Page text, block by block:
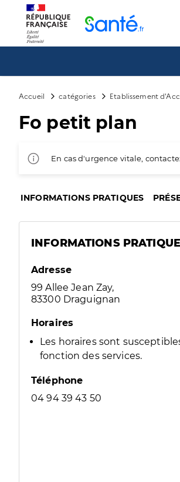
Accueil catégories Etablissement
Fo petit plan
En cas d'urgence vitale,
INFORMATIONS PRATIQUES
INFORMATIONS
Adresse
99 Allee Jean Zay,
83300 Draguignan
Horaires
Les horaires sont
fonction des services.
Téléphone
04 94 39 43 50
Panneau de gestion des cookies